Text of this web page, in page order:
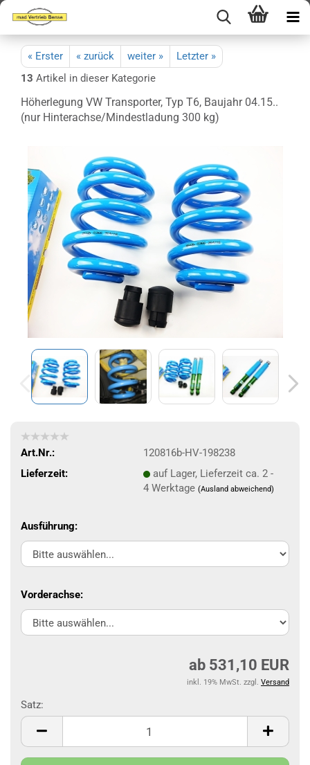
« Erster « zurück weiter »
Letzter »
13 Artikel in dieser Kategorie
Höherlegung VW Transporter, Typ T6, Baujahr 04.15..
(nur Hinterachse/Mindestladung 300 kg)
Art.Nr.:
120816b-HV-198238
Lieferzeit:
auf Lager, Lieferzeit ca. 2 -
4 Werktage (Ausland abweichend)
Ausführung:
Vorderachse:
ab 531,10 EUR
inkl. 19% MwSt. zzgl. Versand
Satz:
Satz